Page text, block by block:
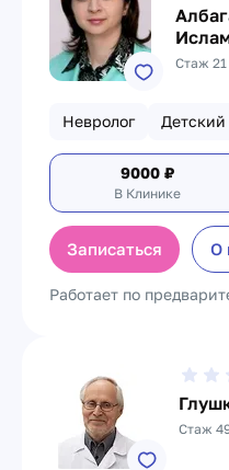
Стаж 21
Невролог Детский
9000 ₽
В Клинике
Записаться О
Работает по
Стаж